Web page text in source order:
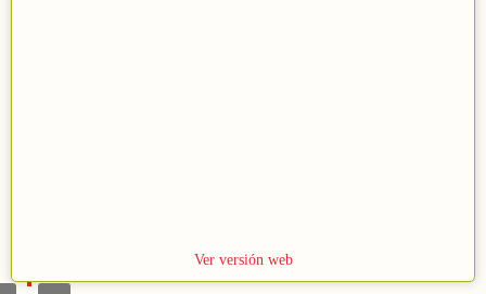
Ver versión web
s
2